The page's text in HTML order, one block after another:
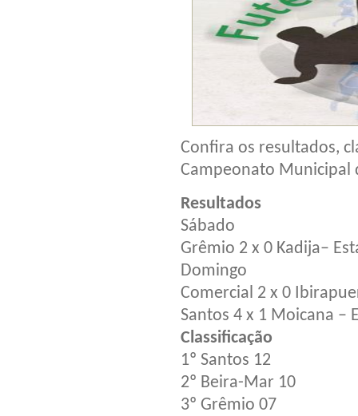
Confira os resultados,
Campeonato Municipal
Resultados
Sábado
Grêmio 2 x 0 Kadija–
Domingo
Comercial 2 x 0
Santos 4 x 1 Moicana –
Classificação
1º Santos 12
2º Beira-Mar 10
3º Grêmio 07